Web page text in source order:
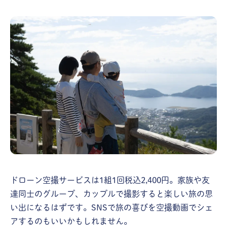
ドローン空撮サービスは1組1回税込2,400円。家族や友
達同士のグループ、カップルで撮影すると楽しい旅の思
い出になるはずです。SNSで旅の喜びを空撮動画でシェ
アするのもいいかもしれません。